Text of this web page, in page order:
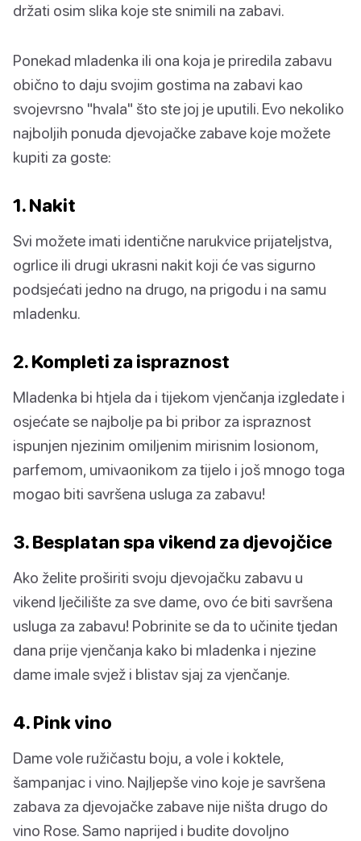
držati osim slika koje ste snimili na zabavi.
Ponekad mladenka ili ona koja je priredila zabavu
obično to daju svojim gostima na zabavi kao
svojevrsno "hvala" što ste joj je uputili. Evo nekoliko
najboljih ponuda djevojačke zabave koje možete
kupiti za goste:
1. Nakit
Svi možete imati identične narukvice prijateljstva,
ogrlice ili drugi ukrasni nakit koji će vas sigurno
podsjećati jedno na drugo, na prigodu i na samu
mladenku.
2. Kompleti za ispraznost
Mladenka bi htjela da i tijekom vjenčanja izgledate i
osjećate se najbolje pa bi pribor za ispraznost
ispunjen njezinim omiljenim mirisnim losionom,
parfemom, umivaonikom za tijelo i još mnogo toga
mogao biti savršena usluga za zabavu!
3. Besplatan spa vikend za djevojčice
Ako želite proširiti svoju djevojačku zabavu u
vikend lječilište za sve dame, ovo će biti savršena
usluga za zabavu! Pobrinite se da to učinite tjedan
dana prije vjenčanja kako bi mladenka i njezine
dame imale svjež i blistav sjaj za vjenčanje.
4. Pink vino
Dame vole ružičastu boju, a vole i koktele,
šampanjac i vino. Najljepše vino koje je savršena
zabava za djevojačke zabave nije ništa drugo do
vino Rose. Samo naprijed i budite dovoljno